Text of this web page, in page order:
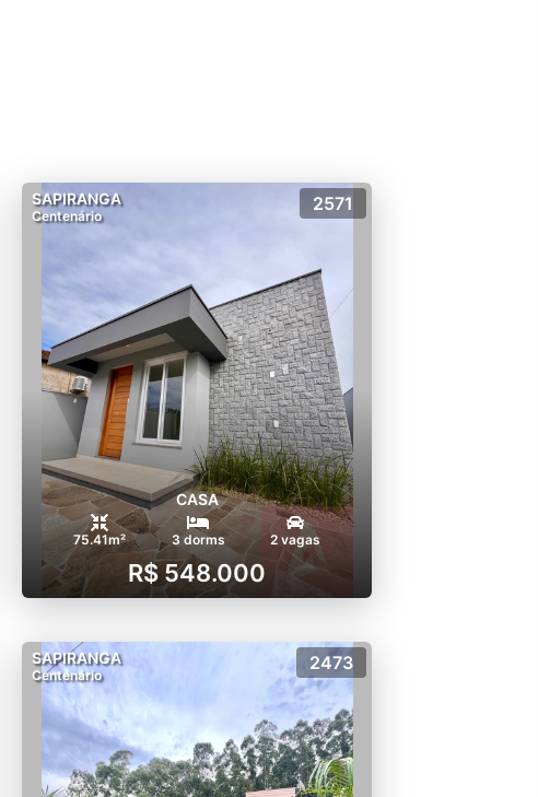
SAPIRANGA
Centenário
2571
CASA
75.41m² 3 dorms 2 vagas
R$ 548.000
SAPIRANGA
Centenário
2473